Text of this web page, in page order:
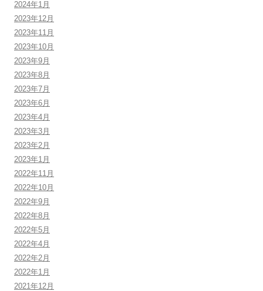
2024年1月
2023年12月
2023年11月
2023年10月
2023年9月
2023年8月
2023年7月
2023年6月
2023年4月
2023年3月
2023年2月
2023年1月
2022年11月
2022年10月
2022年9月
2022年8月
2022年5月
2022年4月
2022年2月
2022年1月
2021年12月